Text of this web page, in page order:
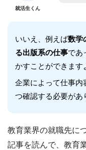
就活生くん
いいえ、例えば数学
る出版系の仕事であ
かすことができます
企業によって仕事内
つ確認する必要があ
教育業界の就職先に
記事を読んで、教育